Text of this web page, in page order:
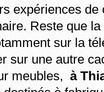
expériences
Reste que
sur la
sur une autre
meubles, à